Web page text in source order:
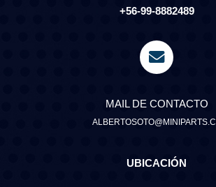
+56-99-8882489
MAIL DE CONTACTO
ALBERTOSOTO@MINIPARTS.C
UBICACIÓN